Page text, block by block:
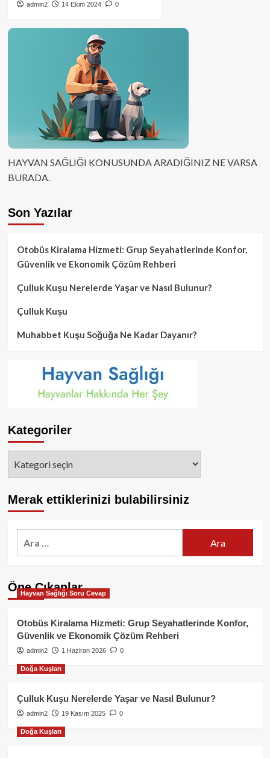
admin2 14 Ekim 2024 0
HAYVAN SAĞLIĞI KONUSUNDA ARADIĞINIZ NE VARSA
BURADA.
Son Yazılar
Otobüs Kiralama Hizmeti: Grup Seyahatlerinde Konfor,
Güvenlik ve Ekonomik Çözüm Rehberi
Çulluk Kuşu Nerelerde Yaşar ve Nasıl Bulunur?
Çulluk Kuşu
Muhabbet Kuşu Soğuğa Ne Kadar Dayanır?
Kategoriler
Merak ettiklerinizi bulabilirsiniz
Öne Çıkanlar
Hayvan Sağlığı Soru Cevap
Otobüs Kiralama Hizmeti: Grup Seyahatlerinde Konfor,
Güvenlik ve Ekonomik Çözüm Rehberi
admin2 1 Haziran 2026 0
Doğa Kuşları
Çulluk Kuşu Nerelerde Yaşar ve Nasıl Bulunur?
admin2 19 Kasım 2025 0
Doğa Kuşları